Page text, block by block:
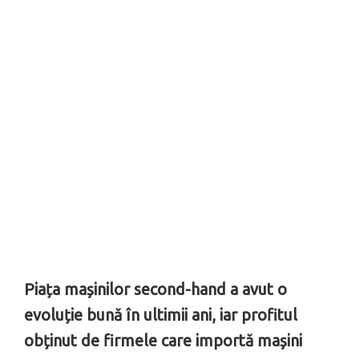
Piața mașinilor second-hand a avut o
evoluție bună în ultimii ani, iar profitul
obținut de firmele care importă mașini